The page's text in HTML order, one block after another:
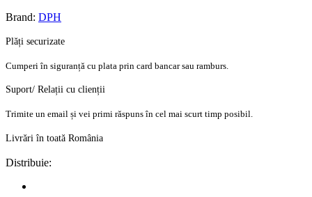
Brand: DPH
Plăți securizate
Cumperi în siguranță cu plata prin card bancar sau ramburs.
Suport/ Relații cu clienții
Trimite un email și vei primi răspuns în cel mai scurt timp posibil.
Livrări în toată România
Distribuie: